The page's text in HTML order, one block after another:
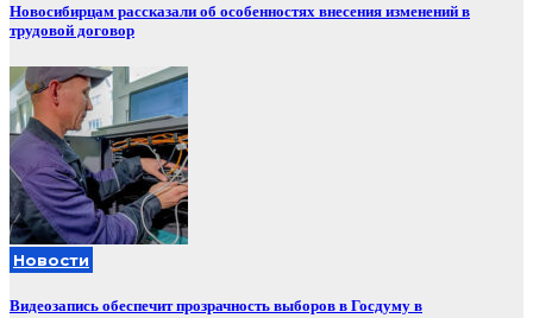
Новосибирцам рассказали об особенностях внесения изменений в
трудовой договор
Новости
Видеозапись обеспечит прозрачность выборов в Госдуму в